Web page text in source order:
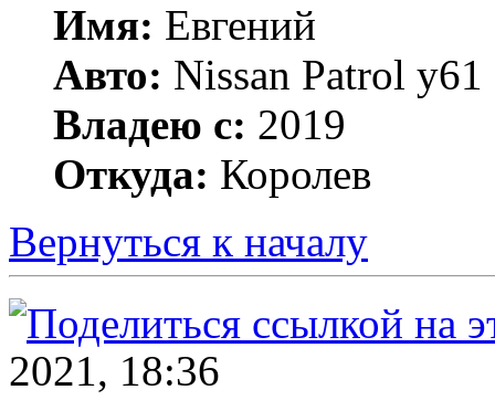
Имя: Евгений
Авто: Nissan Patrol
Владею с: 2019
Откуда: Королев
Вернуться к началу
2021, 18:36